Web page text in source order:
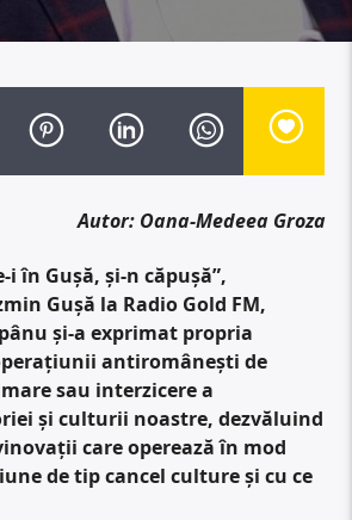
Autor: Oana-Medeea Groza
i în Gușă, și-n căpușă”,
Gușă la Radio Gold FM,
și-a exprimat propria
antiromânești de
sau interzicere a
și culturii noastre, dezvăluind
care operează în mod
de tip cancel culture și cu ce